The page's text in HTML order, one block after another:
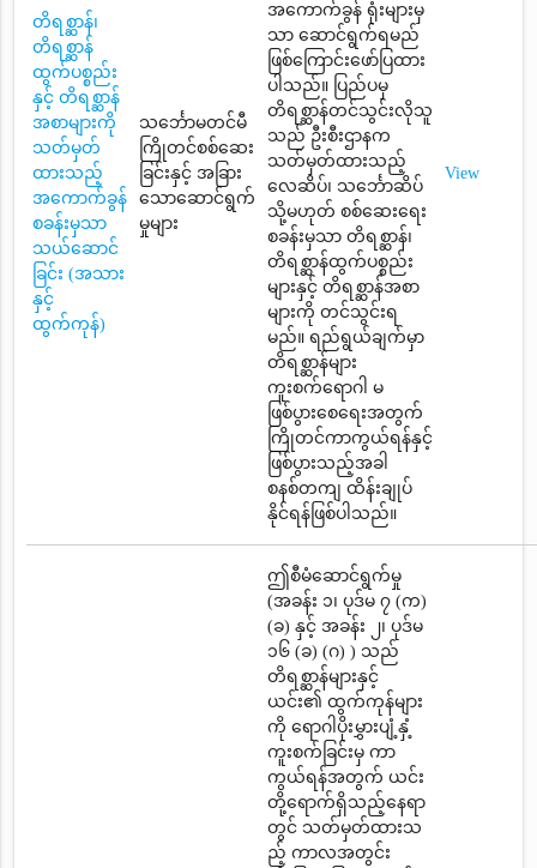
တိရစ္ဆာန်၊
တိရစ္ဆာန်
ထွက်ပစ္စည်း
နှင့် တိရစ္ဆာန်
အစာများကို
သတ်မှတ်
ထားသည့်
အကောက်ခွန်
စခန်းမှသာ
သယ်ဆောင်
ခြင်း (အသား
နှင့်
ထွက်ကုန်)
သင်္ဘောမတင်မီ
ကြိုတင်စစ်ဆေး
ခြင်းနှင့် အခြား
သောဆောင်ရွက်
မှုများ
အကောက်ခွန် ရုံးများမှ
သာ ဆောင်ရွက်ရမည်
ဖြစ်ကြောင်းဖော်ပြထား
ပါသည်။ ပြည်ပမှ
တိရစ္ဆာန်တင်သွင်းလိုသူ
သည် ဦးစီးဌာနက
သတ်မှတ်ထားသည့်
လေဆိပ်၊ သင်္ဘောဆိပ်
သို့မဟုတ် စစ်ဆေးရေး
စခန်းမှသာ တိရစ္ဆာန်၊
တိရစ္ဆာန်ထွက်ပစ္စည်း
များနှင့် တိရစ္ဆာန်အစာ
များကို တင်သွင်းရ
မည်။ ရည်ရွယ်ချက်မှာ
တိရစ္ဆာန်များ
ကူးစက်ရောဂါ မ
ဖြစ်ပွားစေရေးအတွက်
ကြိုတင်ကာကွယ်ရန်နှင့်
ဖြစ်ပွားသည့်အခါ
စနစ်တကျ ထိန်းချုပ်
နိုင်ရန်ဖြစ်ပါသည်။
View
ဤစီမံဆောင်ရွက်မှု
(အခန်း ၁၊ ပုဒ်မ ၇ (က)
(ခ) နှင့် အခန်း ၂၊ ပုဒ်မ
၁၆ (ခ) (ဂ) ) သည်
တိရစ္ဆာန်များနှင့်
ယင်း၏ ထွက်ကုန်များ
ကို ရောဂါပိုးမွှားပျံ့နှံ့
ကူးစက်ခြင်းမှ ကာ
ကွယ်ရန်အတွက် ယင်း
တို့ရောက်ရှိသည့်နေရာ
တွင် သတ်မှတ်ထားသ
ည့် ကာလအတွင်း